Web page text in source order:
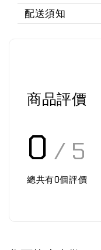
配送須知
商品評價
0 / 5
總共有0個評價